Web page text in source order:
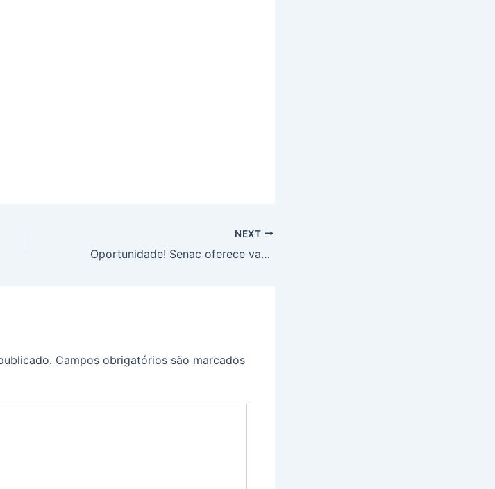
NEXT
Oportunidade! Senac oferece vagas para cursos GRATUITOS E ONLINE; Veja como participar
Campos obrigatórios são marcados